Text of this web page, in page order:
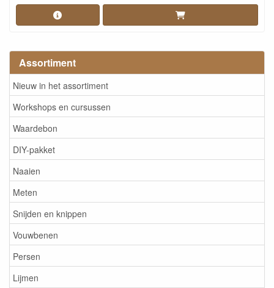
Assortiment
Nieuw in het assortiment
Workshops en cursussen
Waardebon
DIY-pakket
Naaien
Meten
Snijden en knippen
Vouwbenen
Persen
Lijmen